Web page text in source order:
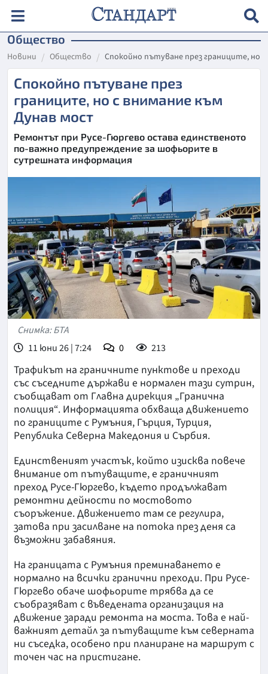
Общество
Новини Общество Спокойно пътуване през границите, но
Спокойно пътуване през
границите, но с внимание към
Дунав мост
Ремонтът при Русе-Гюргево остава единственото
по-важно предупреждение за шофьорите в
сутрешната информация
Снимка: БТА
11 юни 26 | 7:24
0 213
Трафикът на граничните пунктове и преходи
със съседните държави е нормален тази сутрин,
съобщават от Главна дирекция „Гранична
полиция“. Информацията обхваща движението
по границите с Румъния, Гърция, Турция,
Република Северна Македония и Сърбия.
Единственият участък, който изисква повече
внимание от пътуващите, е граничният
преход Русе-Гюргево, където продължават
ремонтни дейности по мостовото
съоръжение. Движението там се регулира,
затова при засилване на потока през деня са
възможни забавяния.
На границата с Румъния преминаването е
нормално на всички гранични преходи. При Русе-
Гюргево обаче шофьорите трябва да се
съобразяват с въведената организация на
движение заради ремонта на моста. Това е най-
важният детайл за пътуващите към северната
ни съседка, особено при планиране на маршрут с
точен час на пристигане.